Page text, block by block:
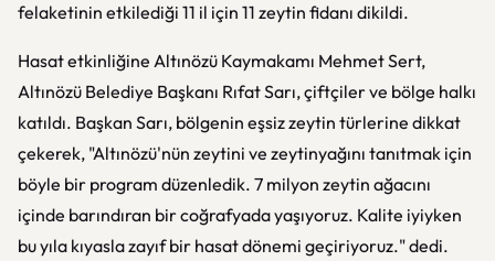
felaketinin etkilediği 11 il için 11 zeytin fidanı dikildi.
Hasat etkinliğine Altınözü Kaymakamı Mehmet Sert,
Altınözü Belediye Başkanı Rıfat Sarı, çiftçiler ve bölge halkı
katıldı. Başkan Sarı, bölgenin eşsiz zeytin türlerine dikkat
çekerek, "Altınözü'nün zeytini ve zeytinyağını tanıtmak için
böyle bir program düzenledik. 7 milyon zeytin ağacını
içinde barındıran bir coğrafyada yaşıyoruz. Kalite iyiyken
bu yıla kıyasla zayıf bir hasat dönemi geçiriyoruz." dedi.